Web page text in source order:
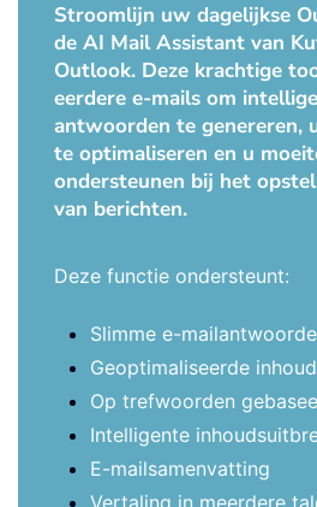
Stroomlijn uw dagelijkse
de AI Mail Assistant van
Outlook. Deze krachtige
eerdere e-mails om
antwoorden te genereren,
te optimaliseren en u
ondersteunen bij het
van berichten.
Deze functie ondersteunt:
Slimme e-
Geoptimaliseerde inhoud
Op trefwoorden
Intelligente
E-mailsamenvatting